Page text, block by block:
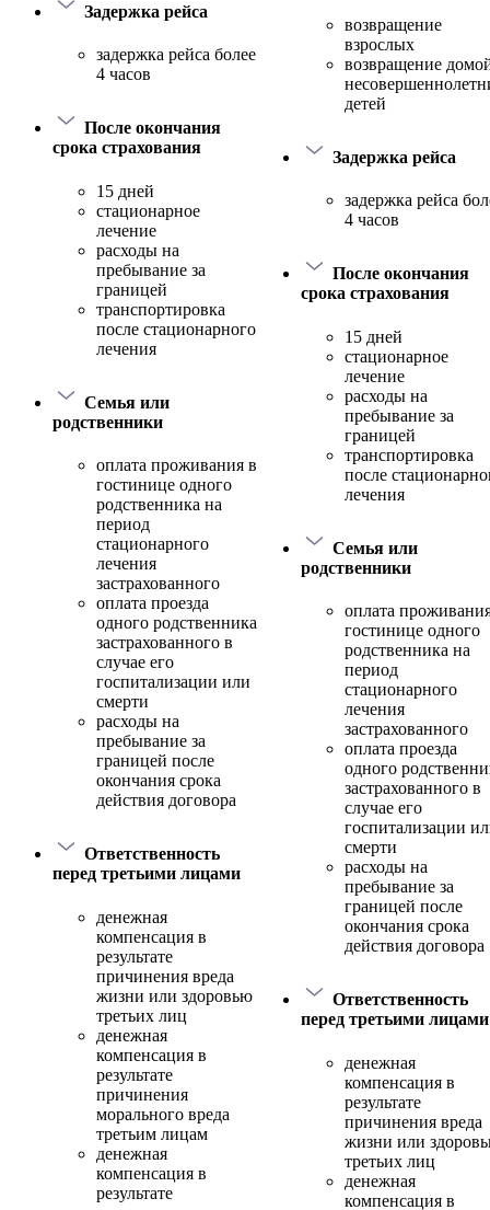
Задержка рейса
задержка рейса более
4 часов
После окончания
срока страхования
15 дней
стационарное
лечение
расходы на
пребывание за
границей
транспортировка
после стационарного
лечения
Семья или
родственники
оплата проживания в
гостинице одного
родственника на
период
стационарного
лечения
застрахованного
оплата проезда
одного родственника
застрахованного в
случае его
госпитализации или
смерти
расходы на
пребывание за
границей после
окончания срока
действия договора
Ответственность
перед третьими лицами
денежная
компенсация в
результате
причинения вреда
жизни или здоровью
третьих лиц
денежная
компенсация в
результате
причинения
морального вреда
третьим лицам
денежная
компенсация в
результате
возвращение
взрослых
возвращение
детей
Задержка рейса
задержка рейса
4 часов
После окончания
срока страхования
15 дней
стационарное
лечение
расходы на
пребывание за
границей
транспортировка
после
лечения
Семья или
родственники
оплата
гостинице одного
родственника на
период
стационарного
лечения
застрахованного
оплата проезда
одного
застрахованного в
случае его
госпитализации
смерти
расходы на
пребывание за
границей после
окончания срока
действия договора
Ответственность
перед третьими лицами
денежная
компенсация в
результате
причинения вреда
жизни или
третьих лиц
денежная
компенсация в